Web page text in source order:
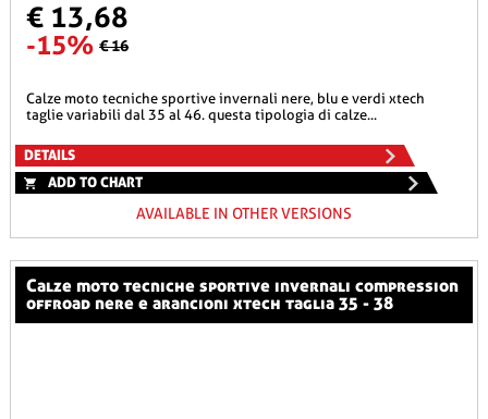
€ 13,68
-15% € 16
calze moto tecniche sportive invernali nere, blu e verdi xtech
taglie variabili dal 35 al 46. questa tipologia di calze...
DETAILS
ADD TO CHART
AVAILABLE IN OTHER VERSIONS
calze moto tecniche sportive invernali compression
offroad nere e arancioni xtech taglia 35 - 38